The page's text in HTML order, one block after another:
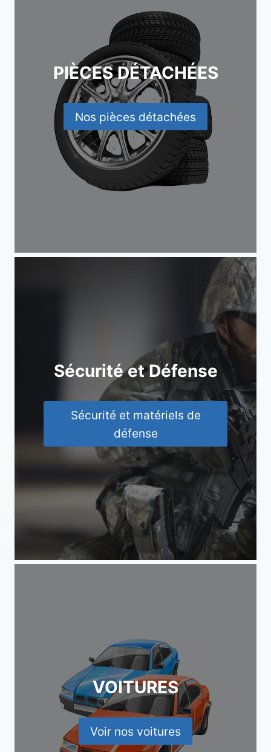
PIÈCES DÉTACHÉES
Nos pièces détachées
Sécurité et Défense
Sécurité et matériels de
défense
VOITURES
Voir nos voitures